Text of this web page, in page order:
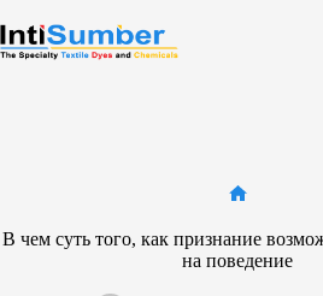
to
content
Contact
В чем суть того, как признание
на поведение